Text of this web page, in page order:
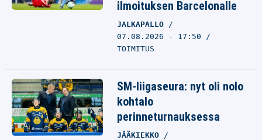
ilmoituksen Barcelonalle
JALKAPALLO
07.08.2026 - 17:50
TOIMITUS
SM-liigaseura: nyt oli nolo
kohtalo
perinneturnauksessa
JÄÄKIEKKO